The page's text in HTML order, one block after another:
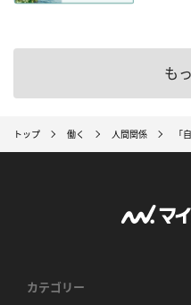
も
トップ 働く 人間関係 「
カテゴリー